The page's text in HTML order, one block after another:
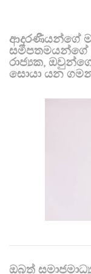
ආදරණීයන්ගේ
සමීපතමයන්ගේ
රාජ්‍යක,
සොයා යන
ඔබත්